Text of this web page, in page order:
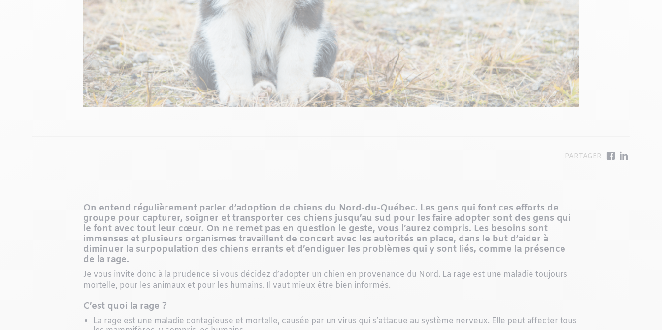
On entend régulièrement parler d’adoption de chiens du Nord-du-Québec. Les gens qui font ces efforts de
groupe pour capturer, soigner et transporter ces chiens jusqu’au sud pour les faire adopter sont des gens qui
le font avec tout leur cœur. On ne remet pas en question le geste, vous l’aurez compris. Les besoins sont
immenses et plusieurs organismes travaillent de concert avec les autorités en place, dans le but d’aider à
diminuer la surpopulation des chiens errants et d’endiguer les problèmes qui y sont liés, comme la présence
de la rage.
Je vous invite donc à la prudence si vous décidez d’adopter un chien en provenance du Nord. La rage est une maladie toujours
mortelle, pour les animaux et pour les humains. Il vaut mieux être bien informés.
C’est quoi la rage ?
La rage est une maladie contagieuse et mortelle, causée par un virus qui s’attaque au système nerveux. Elle peut affecter tous